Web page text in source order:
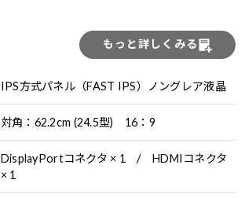
もっと詳しくみる
IPS方式パネル（FAST IPS）ノングレア液晶
対角：62.2cm (24.5型) 16：9
DisplayPortコネクタ × 1 / HDMIコネクタ
× 1